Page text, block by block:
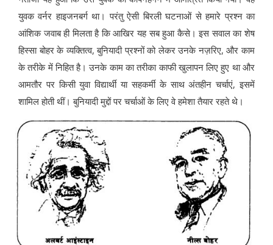
युवक वर्नर हाइजनबर्ग था। परंतु ऐसी बिरली घटनाओं से हमारे प्रश्न का
आंशिक जवाब ही मिलता है कि आखिर यह सब हुआ कैसे। इस सवाल का शेष
हिस्सा बोहर के व्यक्तित्व, बुनियादी प्रश्नों को लेकर उनके नज़रिए, और काम
के तरीके में निहित है। उनके काम का तरीका काफी खुलापन लिए हुए था और
आमतौर पर किसी युवा विद्यार्थी या सहकर्मी के साथ अंतहीन चर्चाएं, इसमें
शामिल होती थीं। बुनियादी मुद्दों पर चर्चाओं के लिए वे हमेशा तैयार रहते थे।